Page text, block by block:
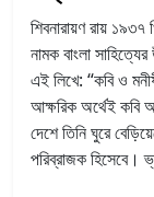
শিবনারায়ণ রায় ১৯৩৭
নামক বাংলা
এই লিখে: “কবি ও
আক্ষরিক অর্থেই কবি
দেশে তিনি ঘুরে
পরিব্রাজক